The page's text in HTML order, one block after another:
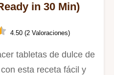
in 30 Min)
4.50 (2 Valoraciones)
tabletas de dulce de
esta receta fácil y